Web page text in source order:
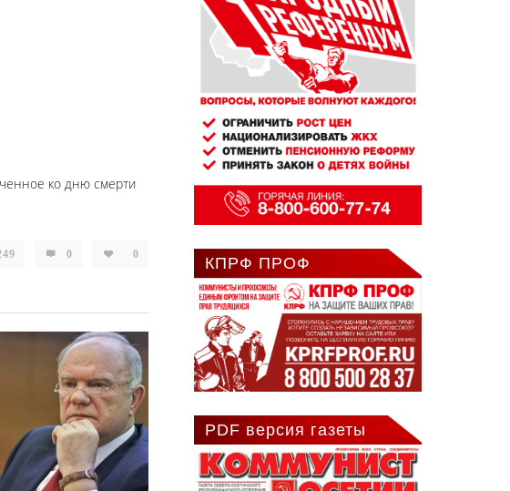
ко дню смерти
0 0 КПРФ ПРОФ
PDF версия газеты